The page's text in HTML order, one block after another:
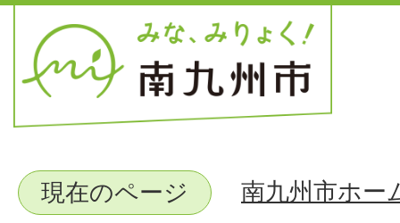
現在のページ 南九州市ホー